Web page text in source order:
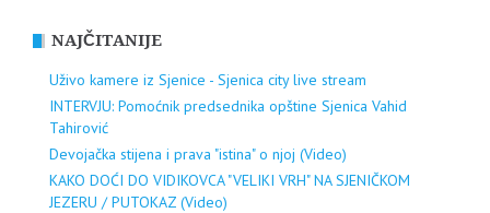
NAJČITANIJE
Uživo kamere iz Sjenice - Sjenica city live stream
INTERVJU: Pomoćnik predsednika opštine Sjenica Vahid
Tahirović
Devojačka stijena i prava "istina" o njoj (Video)
KAKO DOĆI DO VIDIKOVCA "VELIKI VRH" NA SJENIČKOM
JEZERU / PUTOKAZ (Video)